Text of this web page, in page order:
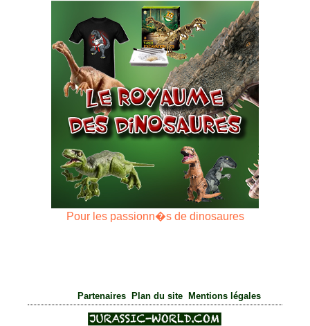
Pour les passionn�s de dinosaures
Partenaires| Plan du site| Mentions légales